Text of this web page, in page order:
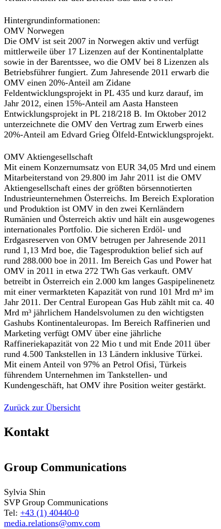
Hintergrundinformationen:
OMV Norwegen
Die OMV ist seit 2007 in Norwegen aktiv und verfügt
mittlerweile über 17 Lizenzen auf der Kontinentalplatte
sowie in der Barentssee, wo die OMV bei 8 Lizenzen als
Betriebsführer fungiert. Zum Jahresende 2011 erwarb die
OMV einen 20%-Anteil am Zidane
Feldentwicklungsprojekt in PL 435 und kurz darauf, im
Jahr 2012, einen 15%-Anteil am Aasta Hansteen
Entwicklungsprojekt in PL 218/218 B. Im Oktober 2012
unterzeichnete die OMV den Vertrag zum Erwerb eines
20%-Anteil am Edvard Grieg Ölfeld-Entwicklungsprojekt.
OMV Aktiengesellschaft
Mit einem Konzernumsatz von EUR 34,05 Mrd und einem
Mitarbeiterstand von 29.800 im Jahr 2011 ist die OMV
Aktiengesellschaft eines der größten börsennotierten
Industrieunternehmen Österreichs. Im Bereich Exploration
und Produktion ist OMV in den zwei Kernländern
Rumänien und Österreich aktiv und hält ein ausgewogenes
internationales Portfolio. Die sicheren Erdöl- und
Erdgasreserven von OMV betrugen per Jahresende 2011
rund 1,13 Mrd boe, die Tagesproduktion belief sich auf
rund 288.000 boe in 2011. Im Bereich Gas und Power hat
OMV in 2011 in etwa 272 TWh Gas verkauft. OMV
betreibt in Österreich ein 2.000 km langes Gaspipelinenetz
mit einer vermarkteten Kapazität von rund 101 Mrd m³ im
Jahr 2011. Der Central European Gas Hub zählt mit ca. 40
Mrd m³ jährlichem Handelsvolumen zu den wichtigsten
Gashubs Kontinentaleuropas. Im Bereich Raffinerien und
Marketing verfügt OMV über eine jährliche
Raffineriekapazität von 22 Mio t und mit Ende 2011 über
rund 4.500 Tankstellen in 13 Ländern inklusive Türkei.
Mit einem Anteil von 97% an Petrol Ofisi, Türkeis
führendem Unternehmen im Tankstellen- und
Kundengeschäft, hat OMV ihre Position weiter gestärkt.
Zurück zur Übersicht
Kontakt
Group Communications
Sylvia Shin
SVP Group Communications
Tel: +43 (1) 40440-0
media.relations@omv.com